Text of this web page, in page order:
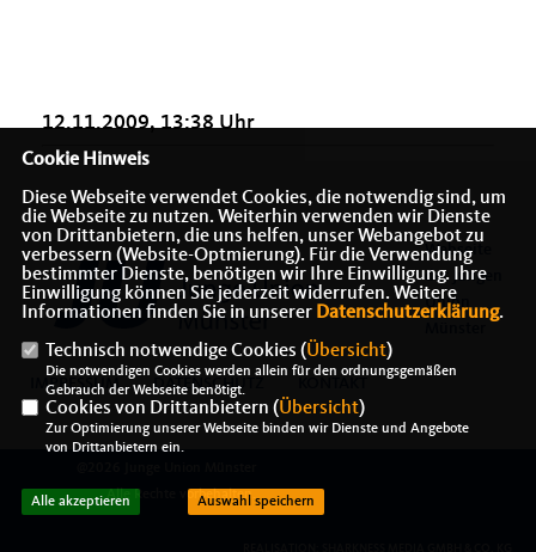
12.11.2009, 13:38 Uhr
Webseite
der Jungen
Union
IMPRESSUM DATENSCHUTZ
Alle Rechte vorbehalten.
Cookie Hinweis
Diese Webseite verwendet Cookies, die notwendig sind, um
die Webseite zu nutzen. Weiterhin verwenden wir Dienste
von Drittanbietern, die uns helfen, unser Webangebot zu
verbessern (Website-Optmierung). Für die Verwendung
bestimmter Dienste, benötigen wir Ihre Einwilligung. Ihre
Einwilligung können Sie jederzeit widerrufen. Weitere
Informationen finden Sie in unserer Datenschutzerklärung.
Technisch notwendige Cookies (Übersicht)
Die notwendigen Cookies werden allein für den ordnungsgemäßen
Gebrauch der Webseite benötigt.
Cookies von Drittanbietern (Übersicht)
Zur Optimierung unserer Webseite binden wir Dienste und Angebote
von Drittanbietern ein.
Alle akzeptieren Auswahl speichern